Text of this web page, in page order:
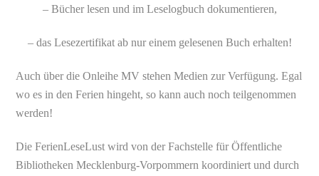
– Bücher lesen und im Leselogbuch dokumentieren,
– das Lesezertifikat ab nur einem gelesenen Buch erhalten!
Auch über die Onleihe MV stehen Medien zur Verfügung. Egal
wo es in den Ferien hingeht, so kann auch noch teilgenommen
werden!
Die FerienLeseLust wird von der Fachstelle für Öffentliche
Bibliotheken Mecklenburg-Vorpommern koordiniert und durch